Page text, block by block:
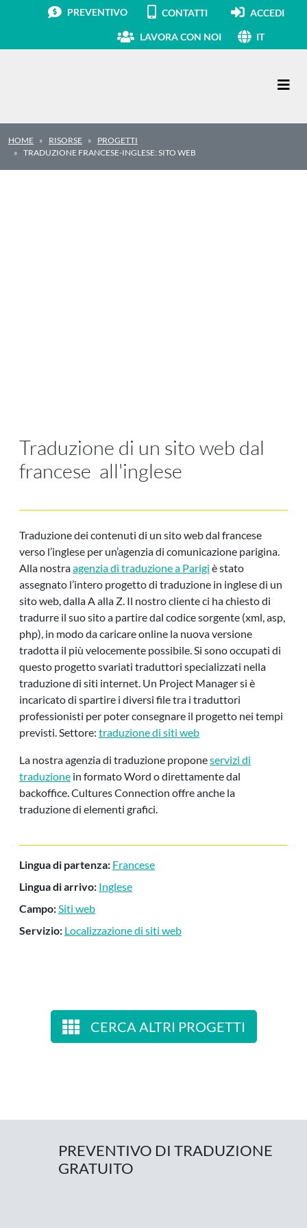
PREVENTIVO CONTATTI ACCEDI
LAVORA CON NOI IT
HOME RISORSE
PROGETTI
TRADUZIONE FRANCESE-INGLESE: SITO WEB
Traduzione di un sito web dal
francese all'inglese
Traduzione dei contenuti di un sito web dal francese
verso l’inglese per un’agenzia di comunicazione parigina.
Alla nostraagenzia di traduzione a Parigi è stato
assegnato l’intero progetto di traduzione in inglese di un
sito web, dalla A alla Z. Il nostro cliente ci ha chiesto di
tradurre il suo sito a partire dal codice sorgente (xml, asp,
php), in modo da caricare online la nuova versione
tradotta il più velocemente possibile. Si sono occupati di
questo progetto svariati traduttori specializzati nella
traduzione di siti internet. Un Project Manager si è
incaricato di spartire i diversi file tra i traduttori
professionisti per poter consegnare il progetto nei tempi
previsti. Settore: traduzione di siti web
La nostra agenzia di traduzione proponeservizi di
traduzione in formato Word o direttamente dal
backoffice. Cultures Connection offre anche la
traduzione di elementi grafici.
Lingua di partenza: Francese
Lingua di arrivo: Inglese
Campo:Siti web
Servizio: Localizzazione di siti web
CERCA ALTRI PROGETTI
PREVENTIVO DI TRADUZIONE
GRATUITO